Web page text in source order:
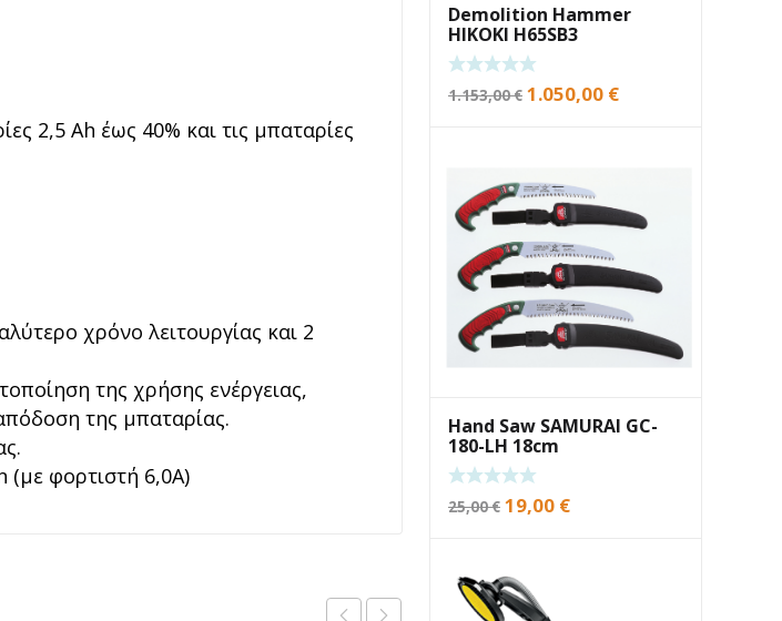
2,5 Ah έως 40% και τις μπαταρίες
χρόνο λειτουργίας και 2
της χρήσης ενέργειας,
της μπαταρίας.
φορτιστή 6,0A)
Demolition Hammer
HIKOKI H65SB3
1.153,00€ Original
1.050,00 €Current
Hand Saw SAMURAI GC-
180-LH 18cm
25,00€ Original
25,00 €.
19,00 €Current